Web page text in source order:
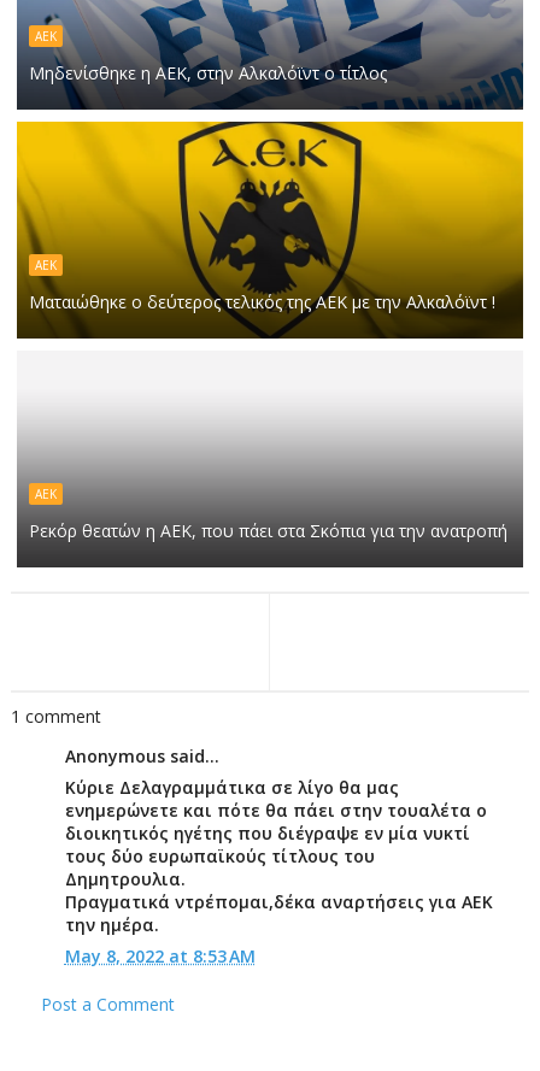
ΑΕΚ
Μηδενίσθηκε η ΑΕΚ, στην Αλκαλόϊντ ο τίτλος
ΑΕΚ
Ματαιώθηκε ο δεύτερος τελικός της ΑΕΚ με την Αλκαλόϊντ !
ΑΕΚ
Ρεκόρ θεατών η ΑΕΚ, που πάει στα Σκόπια για την ανατροπή
1 comment
Anonymous said...
Κύριε Δελαγραμμάτικα σε λίγο θα μας
ενημερώνετε και πότε θα πάει στην τουαλέτα ο
διοικητικός ηγέτης που διέγραψε εν μία νυκτί
τους δύο ευρωπαϊκούς τίτλους του
Δημητρουλια.
Πραγματικά ντρέπομαι,δέκα αναρτήσεις για ΑΕΚ
την ημέρα.
May 8, 2022 at 8:53 AM
Post a Comment